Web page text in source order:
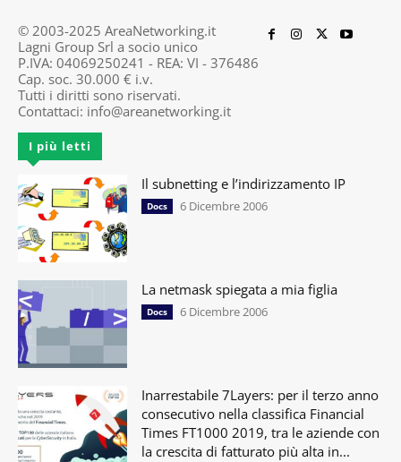
© 2003-2025 AreaNetworking.it
Lagni Group Srl a socio unico
P.IVA: 04069250241 - REA: VI - 376486
Cap. soc. 30.000 € i.v.
Tutti i diritti sono riservati.
Contattaci: info@areanetworking.it
I più letti
Il subnetting e l’indirizzamento IP
Docs 6 Dicembre 2006
La netmask spiegata a mia figlia
Docs 6 Dicembre 2006
Inarrestabile 7Layers: per il terzo anno
consecutivo nella classifica Financial
Times FT1000 2019, tra le aziende con
la crescita di fatturato più alta in...